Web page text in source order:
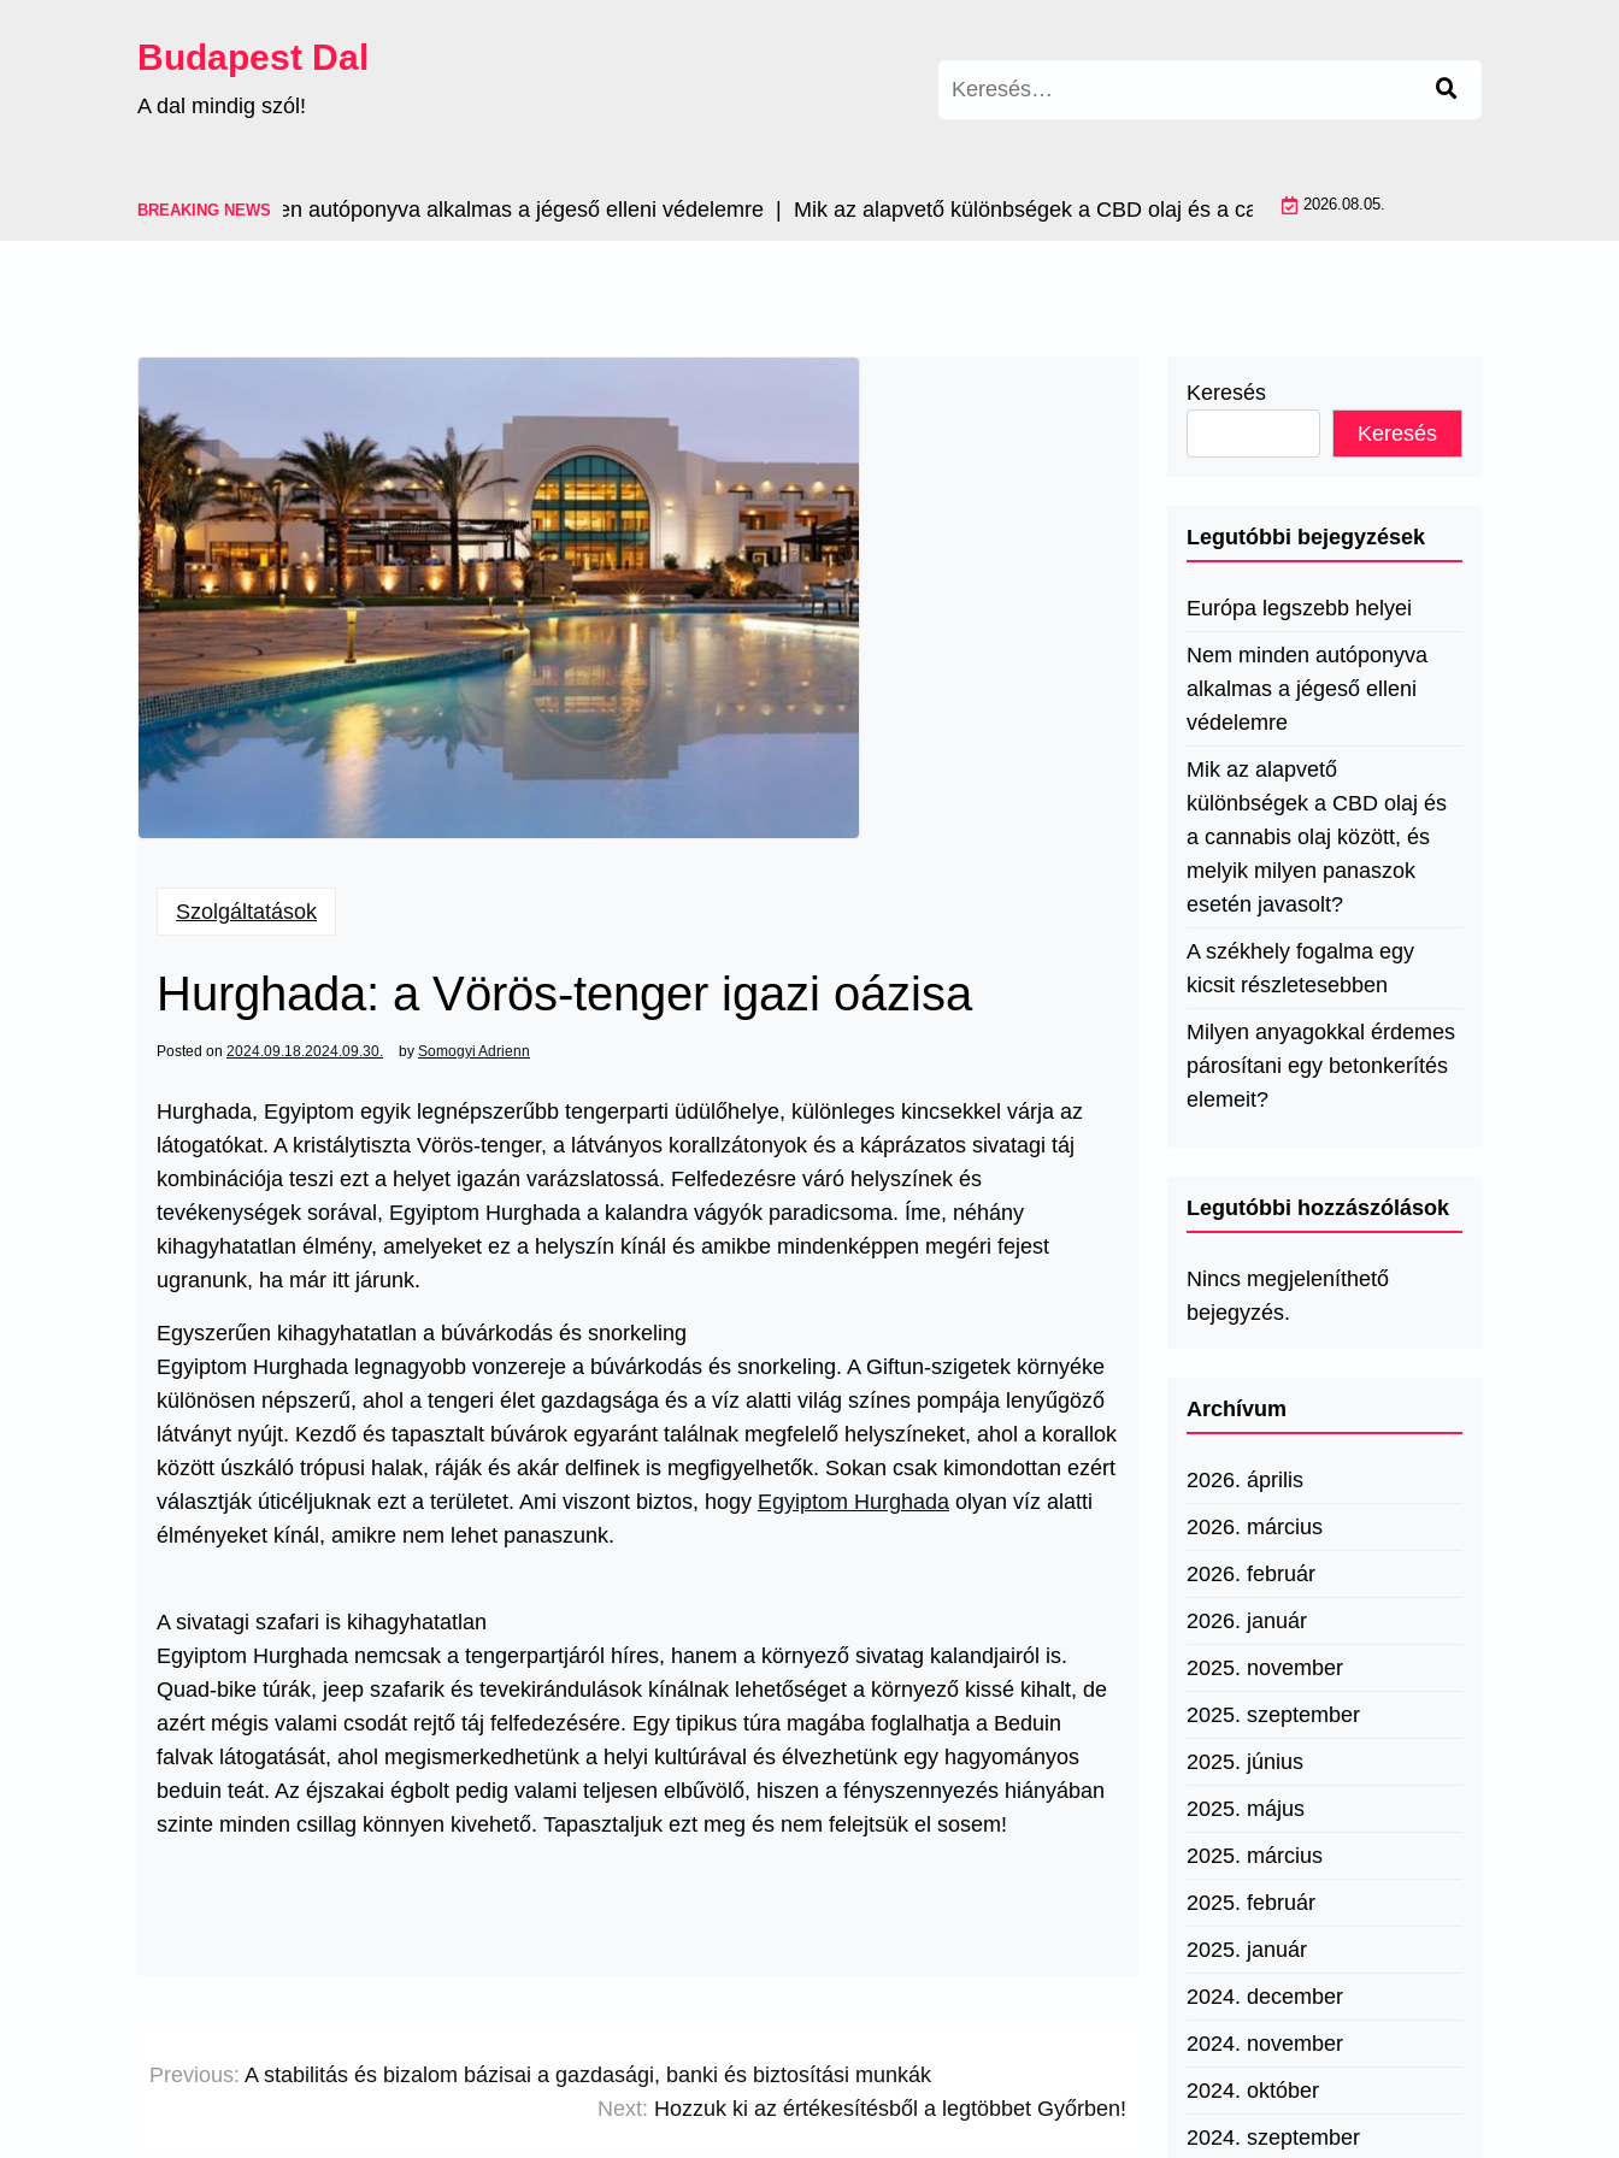
Budapest Dal
A dal mindig szól!
Keresés:
BREAKING NEWS
Nem minden autóponyva alkalmas a jégeső elleni védelemre |Mik az alapvető különbségek a CBD olaj és a cannabis olaj között, és melyik milyen
2026.08.05.
Szolgáltatások
Hurghada: a Vörös-tenger igazi oázisa
Posted on 2024.09.18. 2024.09.30. by Somogyi Adrienn
Hurghada, Egyiptom egyik legnépszerűbb tengerparti üdülőhelye, különleges kincsekkel várja az
látogatókat. A kristálytiszta Vörös-tenger, a látványos korallzátonyok és a káprázatos sivatagi táj
kombinációja teszi ezt a helyet igazán varázslatossá. Felfedezésre váró helyszínek és
tevékenységek sorával, Egyiptom Hurghada a kalandra vágyók paradicsoma. Íme, néhány
kihagyhatatlan élmény, amelyeket ez a helyszín kínál és amikbe mindenképpen megéri fejest
ugranunk, ha már itt járunk.
Egyszerűen kihagyhatatlan a búvárkodás és snorkeling
Egyiptom Hurghada legnagyobb vonzereje a búvárkodás és snorkeling. A Giftun-szigetek környéke
különösen népszerű, ahol a tengeri élet gazdagsága és a víz alatti világ színes pompája lenyűgöző
látványt nyújt. Kezdő és tapasztalt búvárok egyaránt találnak megfelelő helyszíneket, ahol a korallok
között úszkáló trópusi halak, ráják és akár delfinek is megfigyelhetők. Sokan csak kimondottan ezért
választják úticéljuknak ezt a területet. Ami viszont biztos, hogy Egyiptom Hurghada olyan víz alatti
élményeket kínál, amikre nem lehet panaszunk.
A sivatagi szafari is kihagyhatatlan
Egyiptom Hurghada nemcsak a tengerpartjáról híres, hanem a környező sivatag kalandjairól is.
Quad-bike túrák, jeep szafarik és tevekirándulások kínálnak lehetőséget a környező kissé kihalt, de
azért mégis valami csodát rejtő táj felfedezésére. Egy tipikus túra magába foglalhatja a Beduin
falvak látogatását, ahol megismerkedhetünk a helyi kultúrával és élvezhetünk egy hagyományos
beduin teát. Az éjszakai égbolt pedig valami teljesen elbűvölő, hiszen a fényszennyezés hiányában
szinte minden csillag könnyen kivehető. Tapasztaljuk ezt meg és nem felejtsük el sosem!
Bejegyzés
Previous: A stabilitás és bizalom bázisai a gazdasági, banki és biztosítási munkák
Next: Hozzuk ki az értékesítésből a legtöbbet Győrben!
Keresés
Keresés
Legutóbbi bejegyzések
Európa legszebb helyei
Nem minden autóponyva
alkalmas a jégeső elleni
védelemre
Mik az alapvető
különbségek a CBD olaj és
a cannabis olaj között, és
melyik milyen panaszok
esetén javasolt?
A székhely fogalma egy
kicsit részletesebben
Milyen anyagokkal érdemes
párosítani egy betonkerítés
elemeit?
Legutóbbi hozzászólások
Nincs megjeleníthető
bejegyzés.
Archívum
2026. április
2026. március
2026. február
2026. január
2025. november
2025. szeptember
2025. június
2025. május
2025. március
2025. február
2025. január
2024. december
2024. november
2024. október
2024. szeptember